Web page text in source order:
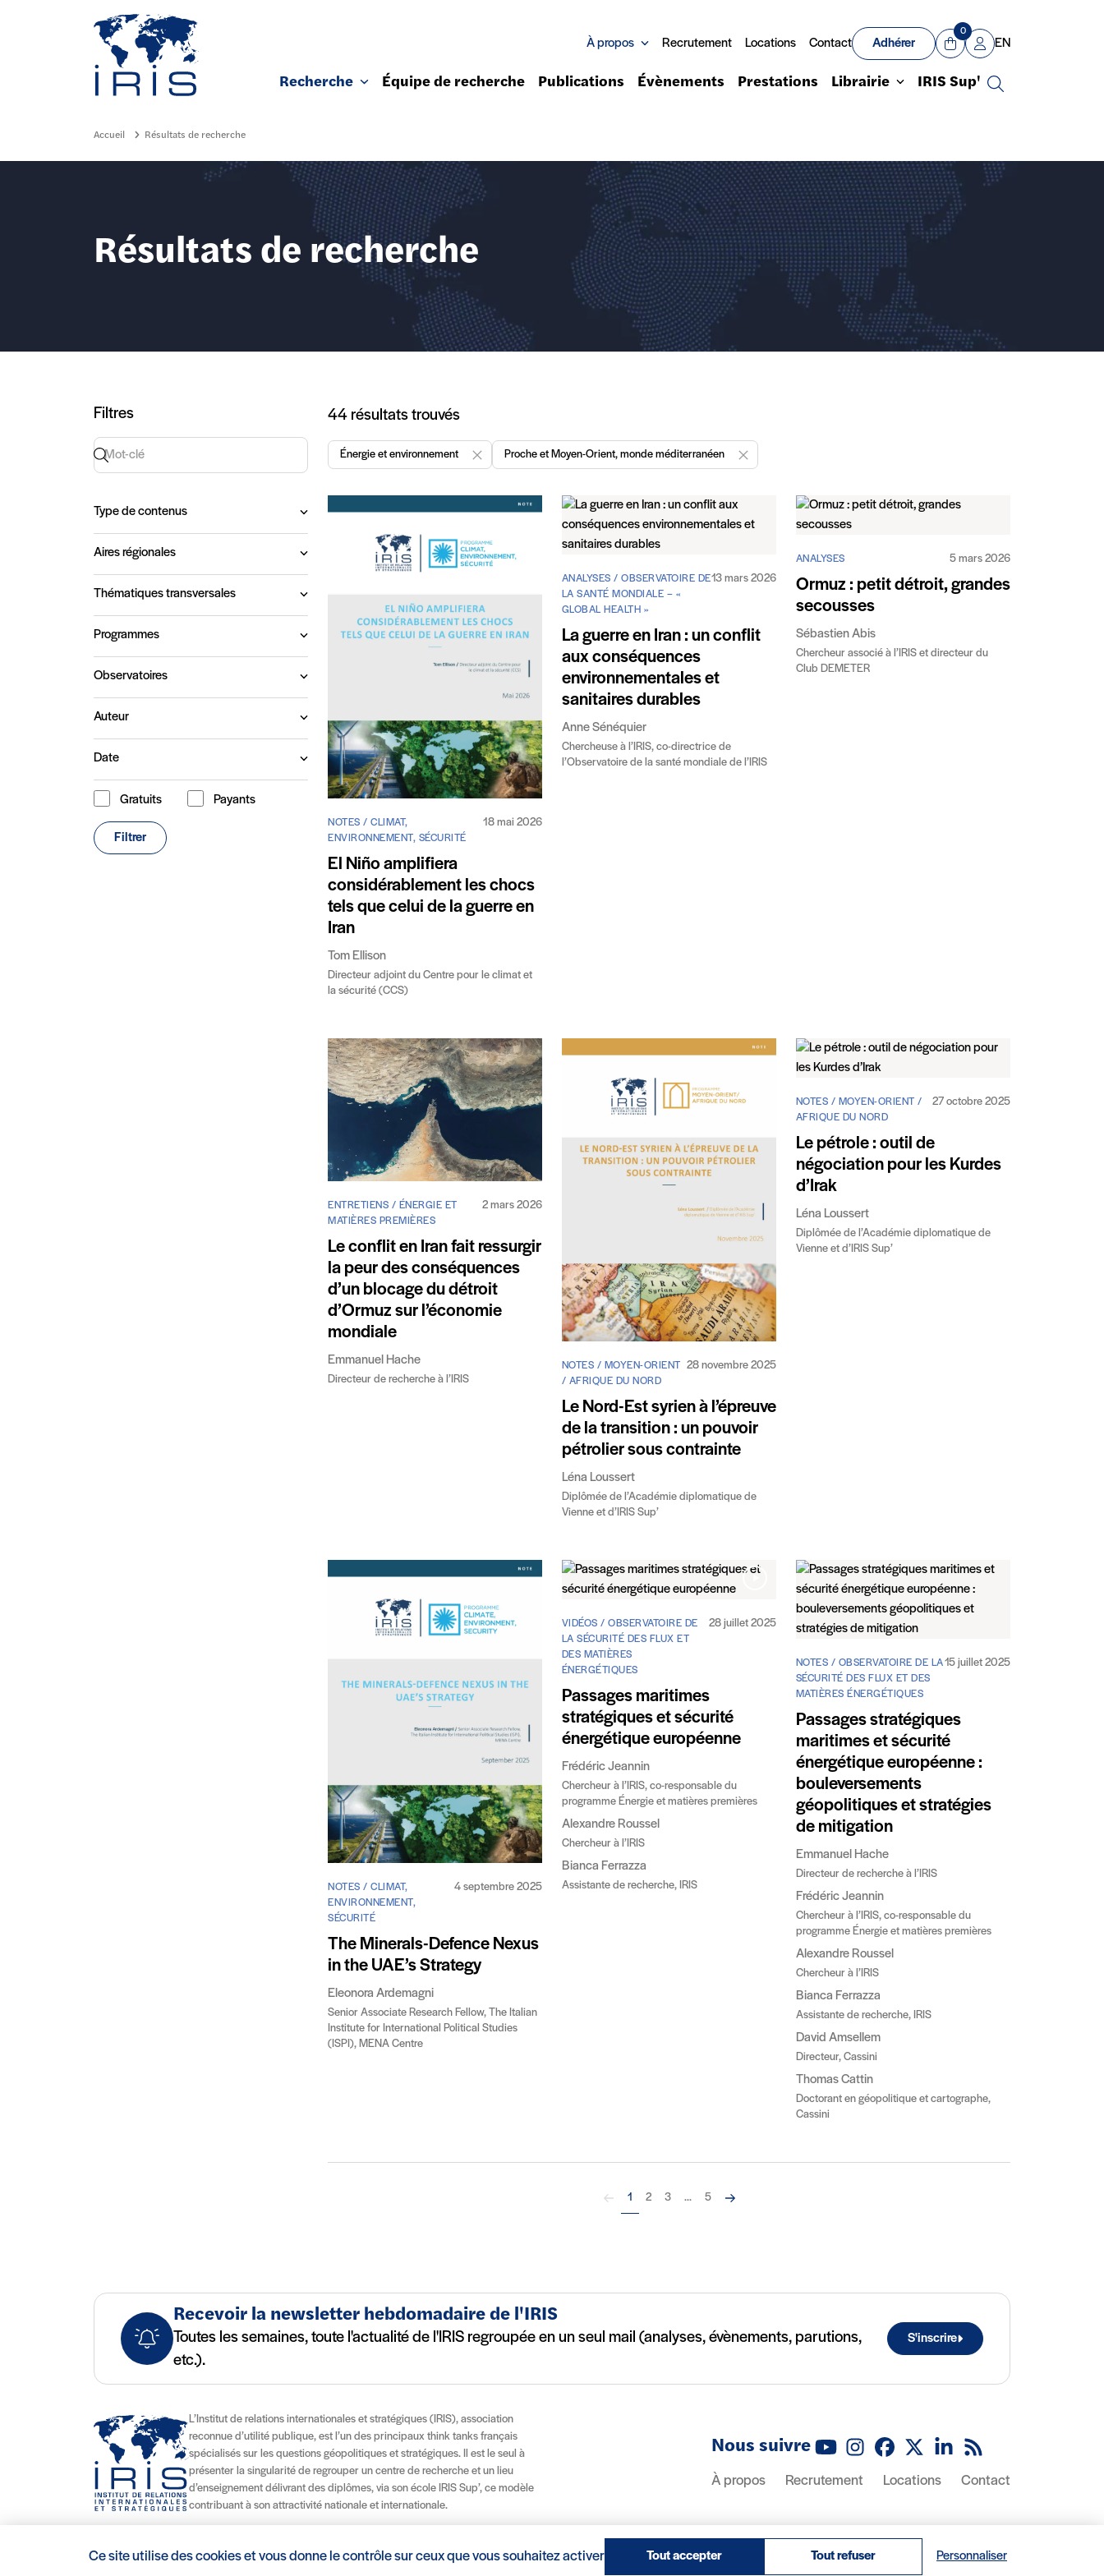
Aller au contenu principal
À propos Recrutement Locations Contact Adhérer
Panier
0
Mon compte
EN
Recherche Équipe de recherche Publications Évènements Prestations Librairie IRIS Sup'
Recherche
Accueil Résultats de recherche
Résultats de recherche
Filtres
Recherche par mot-clé
Type de contenus
Aires régionales
Thématiques transversales
Programmes
Observatoires
Auteur
Date
Type de contenu
Gratuits Payants
Filtrer
Articles
44 résultats trouvés
Énergie et environnement
Enlever "Énergie et environnement"
Proche et Moyen-Orient, monde méditerranéen
Enlever "Proche et Moyen-Orient, monde méditerranéen"
NOTES / CLIMAT,
ENVIRONNEMENT, SÉCURITÉ
18 mai 2026
El Niño amplifiera
considérablement les chocs
tels que celui de la guerre en
Iran
Tom Ellison
Directeur adjoint du Centre pour le climat et
la sécurité (CCS)
ANALYSES / OBSERVATOIRE DE
LA SANTÉ MONDIALE – «
GLOBAL HEALTH »
13 mars 2026
La guerre en Iran : un conflit
aux conséquences
environnementales et
sanitaires durables
Anne Sénéquier
Chercheuse à l’IRIS, co-directrice de
l’Observatoire de la santé mondiale de l’IRIS
ANALYSES 5 mars 2026
Ormuz : petit détroit, grandes
secousses
Sébastien Abis
Chercheur associé à l’IRIS et directeur du
Club DEMETER
ENTRETIENS / ÉNERGIE ET
MATIÈRES PREMIÈRES
2 mars 2026
Le conflit en Iran fait ressurgir
la peur des conséquences
d’un blocage du détroit
d’Ormuz sur l’économie
mondiale
Emmanuel Hache
Directeur de recherche à l’IRIS
NOTES / MOYEN-ORIENT
/ AFRIQUE DU NORD
28 novembre 2025
Le Nord-Est syrien à l’épreuve
de la transition : un pouvoir
pétrolier sous contrainte
Léna Loussert
Diplômée de l’Académie diplomatique de
Vienne et d’IRIS Sup’
NOTES / MOYEN-ORIENT /
AFRIQUE DU NORD
27 octobre 2025
Le pétrole : outil de
négociation pour les Kurdes
d’Irak
Léna Loussert
Diplômée de l’Académie diplomatique de
Vienne et d’IRIS Sup’
NOTES / CLIMAT,
ENVIRONNEMENT,
SÉCURITÉ
4 septembre 2025
The Minerals-Defence Nexus
in the UAE’s Strategy
Eleonora Ardemagni
Senior Associate Research Fellow, The Italian
Institute for International Political Studies
(ISPI), MENA Centre
VIDÉOS / OBSERVATOIRE DE
LA SÉCURITÉ DES FLUX ET
DES MATIÈRES
ÉNERGÉTIQUES
28 juillet 2025
Passages maritimes
stratégiques et sécurité
énergétique européenne
Frédéric Jeannin
Chercheur à l’IRIS, co-responsable du
programme Énergie et matières premières
Alexandre Roussel
Chercheur à l’IRIS
Bianca Ferrazza
Assistante de recherche, IRIS
NOTES / OBSERVATOIRE DE LA
SÉCURITÉ DES FLUX ET DES
MATIÈRES ÉNERGÉTIQUES
15 juillet 2025
Passages stratégiques
maritimes et sécurité
énergétique européenne :
bouleversements
géopolitiques et stratégies
de mitigation
Emmanuel Hache
Directeur de recherche à l’IRIS
Frédéric Jeannin
Chercheur à l’IRIS, co-responsable du
programme Énergie et matières premières
Alexandre Roussel
Chercheur à l’IRIS
Bianca Ferrazza
Assistante de recherche, IRIS
David Amsellem
Directeur, Cassini
Thomas Cattin
Doctorant en géopolitique et cartographe,
Cassini
Précédent
1 2 3 ... 5 Suivant
Recevoir la newsletter hebdomadaire de l'IRIS
Toutes les semaines, toute l'actualité de l'IRIS regroupée en un seul mail (analyses, évènements, parutions,
etc.).
S'inscrire
L’Institut de relations internationales et stratégiques (IRIS), association
reconnue d’utilité publique, est l’un des principaux think tanks français
spécialisés sur les questions géopolitiques et stratégiques. Il est le seul à
présenter la singularité de regrouper un centre de recherche et un lieu
d’enseignement délivrant des diplômes, via son école IRIS Sup’, ce modèle
contribuant à son attractivité nationale et internationale.
Nous suivre YoutubeInstagramFacebookX (Twitter)
LinkedinFlux RSS
À propos Recrutement Locations Contact
Réalisation : Clair et Net. (nouvelle fenêtre) © 2026 IRIS
Ce site utilise des cookies et vous donne le contrôle sur ceux que vous souhaitez activer Tout accepter Tout refuser Personnaliser